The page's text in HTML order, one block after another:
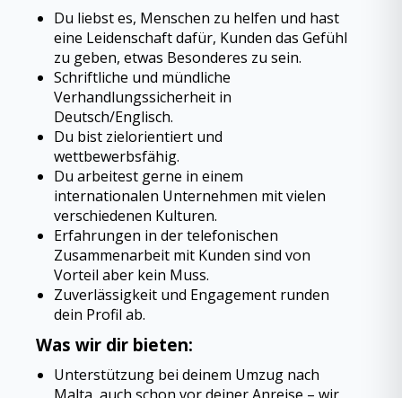
Du liebst es, Menschen zu helfen und hast
eine Leidenschaft dafür, Kunden das Gefühl
zu geben, etwas Besonderes zu sein.
Schriftliche und mündliche
Verhandlungssicherheit in
Deutsch/Englisch.
Du bist zielorientiert und
wettbewerbsfähig.
Du arbeitest gerne in einem
internationalen Unternehmen mit vielen
verschiedenen Kulturen.
Erfahrungen in der telefonischen
Zusammenarbeit mit Kunden sind von
Vorteil aber kein Muss.
Zuverlässigkeit und Engagement runden
dein Profil ab.
Was wir dir bieten:
Unterstützung bei deinem Umzug nach